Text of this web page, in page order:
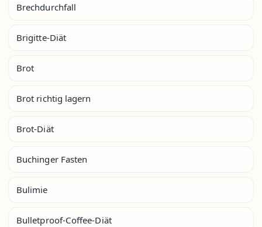
Brechdurchfall
Brigitte-Diät
Brot
Brot richtig lagern
Brot-Diät
Buchinger Fasten
Bulimie
Bulletproof-Coffee-Diät